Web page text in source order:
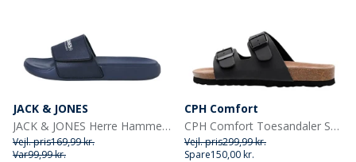
JACK & JONES
JACK & JONES Herre Hammet Sliders Navy Blazer
Vejl. pris169,99 kr.
Var99,99 kr.
CPH Comfort
CPH Comfort Toesandaler Sort
Vejl. pris299,99 kr.
Spare150,00 kr.